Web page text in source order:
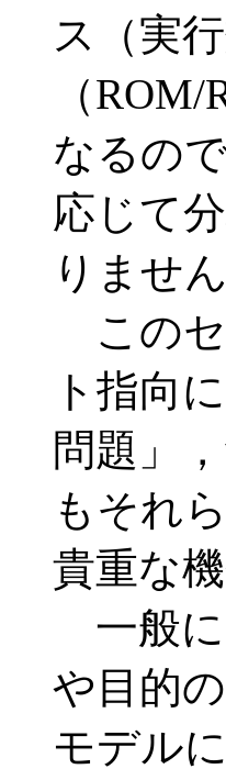
ス（実
（
なるの
応じて
りませ
このセ
ト指向
問題」
もそれ
貴重な
一般に
や目的
モデル